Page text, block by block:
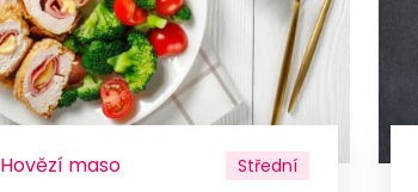
Hovězí maso Střední